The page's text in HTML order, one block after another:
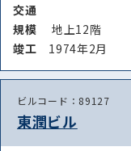
交通
規模
地上12階
竣⼯ 1974年2月
ビルコード：89127
東潤ビル